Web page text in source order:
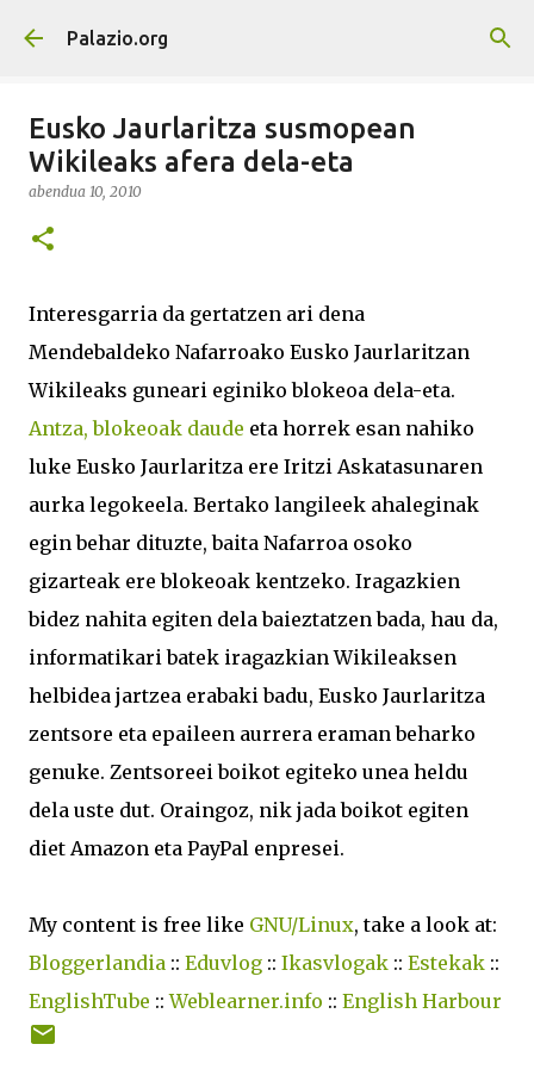
Saltatu eta joan eduki nagusira
Palazio.org
Eusko Jaurlaritza susmopean
Wikileaks afera dela-eta
abendua 10, 2010
Interesgarria da gertatzen ari dena
Mendebaldeko Nafarroako Eusko Jaurlaritzan
Wikileaks guneari eginiko blokeoa dela-eta.
Antza, blokeoak daude eta horrek esan nahiko
luke Eusko Jaurlaritza ere Iritzi Askatasunaren
aurka legokeela. Bertako langileek ahaleginak
egin behar dituzte, baita Nafarroa osoko
gizarteak ere blokeoak kentzeko. Iragazkien
bidez nahita egiten dela baieztatzen bada, hau da,
informatikari batek iragazkian Wikileaksen
helbidea jartzea erabaki badu, Eusko Jaurlaritza
zentsore eta epaileen aurrera eraman beharko
genuke. Zentsoreei boikot egiteko unea heldu
dela uste dut. Oraingoz, nik jada boikot egiten
diet Amazon eta PayPal enpresei.
My content is free like GNU/Linux, take a look at:
Bloggerlandia :: Eduvlog :: Ikasvlogak :: Estekak ::
EnglishTube ::Weblearner.info :: English Harbour